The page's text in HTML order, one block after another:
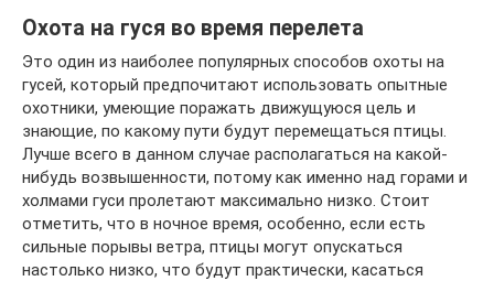
Охота на гуся во время перелета
Это один из наиболее популярных способов охоты на
гусей, который предпочитают использовать опытные
охотники, умеющие поражать движущуюся цель и
знающие, по какому пути будут перемещаться птицы.
Лучше всего в данном случае располагаться на какой-
нибудь возвышенности, потому как именно над горами и
холмами гуси пролетают максимально низко. Стоит
отметить, что в ночное время, особенно, если есть
сильные порывы ветра, птицы могут опускаться
настолько низко, что будут практически, касаться